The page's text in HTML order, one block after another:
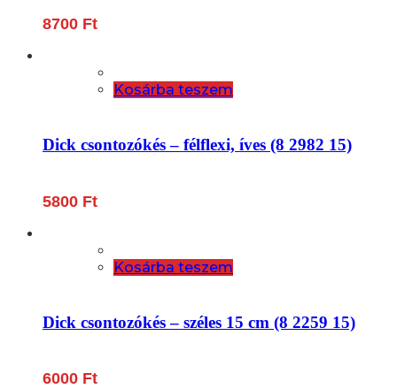
8700 Ft
Kosárba teszem
Dick csontozókés – félflexi, íves (8 2982 15)
5800 Ft
Kosárba teszem
Dick csontozókés – széles 15 cm (8 2259 15)
6000 Ft